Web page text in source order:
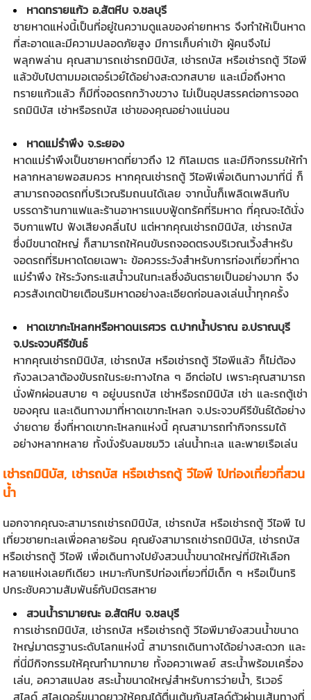
หาดทรายแก้ว อ.สัตหีบ จ.ชลบุรี
ชายหาดแห่งนี้เป็นที่อยู่ในความดูแลของค่ายทหาร จึงทำให้เป็นหาด
ที่สะอาดและมีความปลอดภัยสูง มีการเก็บค่าเข้า ผู้คนจึงไม่
พลุกพล่าน คุณสามารถเช่ารถมินิบัส, เช่ารถบัส หรือเช่ารถตู้ วีไอพี
แล้วขับไปตามมอเตอร์เวย์ได้อย่างสะดวกสบาย และเมื่อถึงหาด
ทรายแก้วแล้ว ก็มีที่จอดรถกว้างขวาง ไม่เป็นอุปสรรคต่อการจอด
รถมินิบัส เช่าหรือรถบัส เช่าของคุณอย่างแน่นอน
หาดแม่รำพึง จ.ระยอง
หาดแม่รำพึงเป็นชายหาดที่ยาวถึง 12 กิโลเมตร และมีกิจกรรมให้ทำ
หลากหลายพอสมควร หากคุณเช่ารถตู้ วีไอพีเพื่อเดินทางมาที่นี่ ก็
สามารถจอดรถที่บริเวณริมถนนได้เลย จากนั้นก็เพลิดเพลินกับ
บรรดาร้านกาแฟและร้านอาหารแบบฟู้ดทรัคที่ริมหาด ที่คุณจะได้นั่ง
จิบกาแฟไป ฟังเสียงคลื่นไป แต่หากคุณเช่ารถมินิบัส, เช่ารถบัส
ซึ่งมีขนาดใหญ่ ก็สามารถให้คนขับรถจอดตรงบริเวณเวิ้งสำหรับ
จอดรถที่ริมหาดโดยเฉพาะ ข้อควรระวังสำหรับการท่องเที่ยวที่หาด
แม่รำพึง ให้ระวังกระแสน้ำวนในทะเลซึ่งอันตรายเป็นอย่างมาก จึง
ควรสังเกตป้ายเตือนริมหาดอย่างละเอียดก่อนลงเล่นน้ำทุกครั้ง
หาดเขากะโหลกหรือหาดนเรศวร ต.ปากน้ำปราณ อ.ปราณบุรี
จ.ประจวบคีรีขันธ์
หากคุณเช่ารถมินิบัส, เช่ารถบัส หรือเช่ารถตู้ วีไอพีแล้ว ก็ไม่ต้อง
กังวลเวลาต้องขับรถในระยะทางไกล ๆ อีกต่อไป เพราะคุณสามารถ
นั่งพักผ่อนสบาย ๆ อยู่บนรถบัส เช่าหรือรถมินิบัส เช่า และรถตู้เช่า
ของคุณ และเดินทางมาที่หาดเขากะโหลก จ.ประจวบคีรีขันธ์ได้อย่าง
ง่ายดาย ซึ่งที่หาดเขากะโหลกแห่งนี้ คุณสามารถทำกิจกรรมได้
อย่างหลากหลาย ทั้งนั่งรับลมชมวิว เล่นน้ำทะเล และพายเรือเล่น
เช่ารถมินิบัส, เช่ารถบัส หรือเช่ารถตู้ วีไอพี ไปท่องเที่ยวที่สวน
น้ำ
นอกจากคุณจะสามารถเช่ารถมินิบัส, เช่ารถบัส หรือเช่ารถตู้ วีไอพี ไป
เที่ยวชายทะเลเพื่อคลายร้อน คุณยังสามารถเช่ารถมินิบัส, เช่ารถบัส
หรือเช่ารถตู้ วีไอพี เพื่อเดินทางไปยังสวนน้ำขนาดใหญ่ที่มีให้เลือก
หลายแห่งเลยทีเดียว เหมาะกับทริปท่องเที่ยวที่มีเด็ก ๆ หรือเป็นทริ
ปกระชับความสัมพันธ์กับมิตรสหาย
สวนน้ำรามายณะ อ.สัตหีบ จ.ชลบุรี
การเช่ารถมินิบัส, เช่ารถบัส หรือเช่ารถตู้ วีไอพีมายังสวนน้ำขนาด
ใหญ่มาตรฐานระดับโลกแห่งนี้ สามารถเดินทางได้อย่างสะดวก และ
ที่นี่มีกิจกรรมให้คุณทำมากมาย ทั้งอควาเพลย์ สระน้ำพร้อมเครื่อง
เล่น, อควาสแปลช สระน้ำขนาดใหญ่สำหรับการว่ายน้ำ, ริเวอร์
สไลด์ สไลเดอร์ขนาดยาวให้คุณได้ตื่นเต้นกับสไลด์ตัวผ่านเส้นทางที่